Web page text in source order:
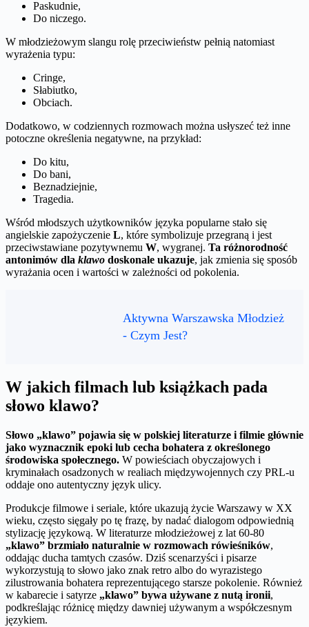
Paskudnie,
Do niczego.
W młodzieżowym slangu rolę przeciwieństw pełnią natomiast
wyrażenia typu:
Cringe,
Słabiutko,
Obciach.
Dodatkowo, w codziennych rozmowach można usłyszeć też inne
potoczne określenia negatywne, na przykład:
Do kitu,
Do bani,
Beznadziejnie,
Tragedia.
Wśród młodszych użytkowników języka popularne stało się
angielskie zapożyczenie L, które symbolizuje przegraną i jest
przeciwstawiane pozytywnemu W, wygranej. Ta różnorodność
antonimów dla klawo doskonale ukazuje, jak zmienia się sposób
wyrażania ocen i wartości w zależności od pokolenia.
Aktywna Warszawska Młodzież
- Czym Jest?
W jakich filmach lub książkach pada
słowo klawo?
Słowo „klawo” pojawia się w polskiej literaturze i filmie głównie
jako wyznacznik epoki lub cecha bohatera z określonego
środowiska społecznego. W powieściach obyczajowych i
kryminałach osadzonych w realiach międzywojennych czy PRL-u
oddaje ono autentyczny język ulicy.
Produkcje filmowe i seriale, które ukazują życie Warszawy w XX
wieku, często sięgały po tę frazę, by nadać dialogom odpowiednią
stylizację językową. W literaturze młodzieżowej z lat 60-80
„klawo” brzmiało naturalnie w rozmowach rówieśników,
oddając ducha tamtych czasów. Dziś scenarzyści i pisarze
wykorzystują to słowo jako znak retro albo do wyrazistego
zilustrowania bohatera reprezentującego starsze pokolenie. Również
w kabarecie i satyrze „klawo” bywa używane z nutą ironii,
podkreślając różnicę między dawniej używanym a współczesnym
językiem.